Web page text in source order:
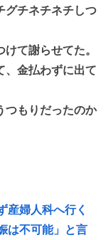
グチネチネチしつ
て謝らせてた。
、金払わずに出て
つもりだったのか
産婦人科へ行く
は不可能」と言